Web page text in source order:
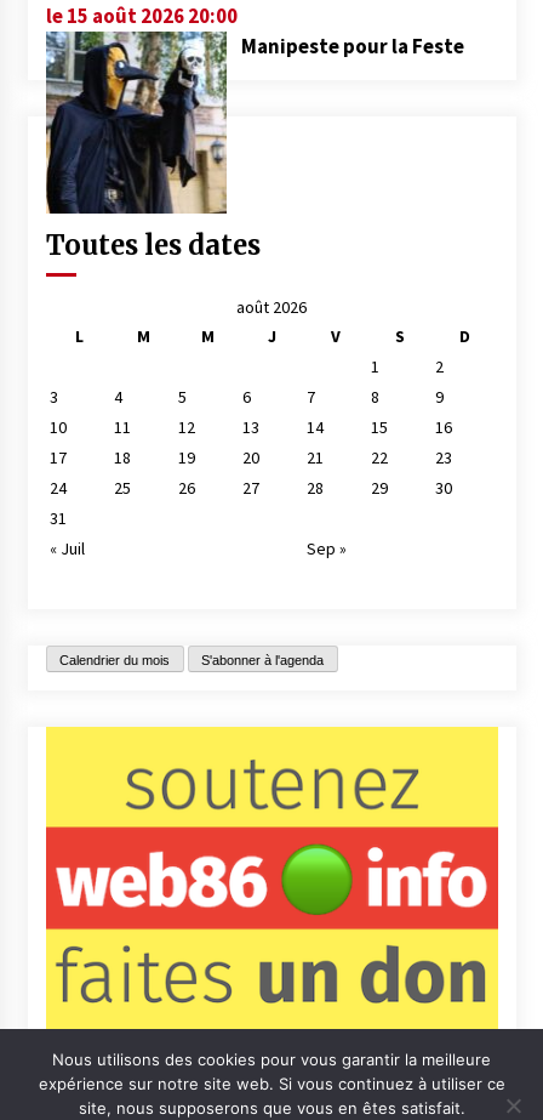
le 15 août 2026 20:00
Manipeste pour la Feste
Toutes les dates
août 2026
L
M M J V S
D
1
2
3
4 5 6 7 8
9
10
11 12 13 14 15
16
17
18 19 20 21 22
23
24
25 26 27 28 29
30
31
« Juil
Sep »
Calendrier du mois S'abonner à l'agenda
Nous utilisons des cookies pour vous garantir la meilleure
expérience sur notre site web. Si vous continuez à utiliser ce
site, nous supposerons que vous en êtes satisfait.